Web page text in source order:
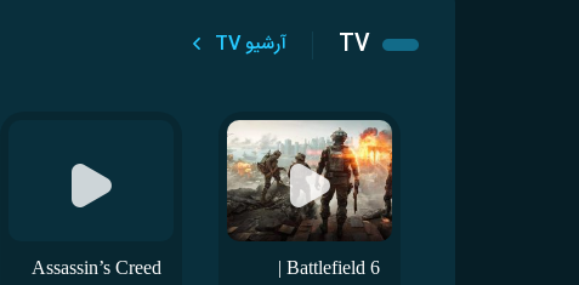
TV آرشیو TV
Battlefield 6 |
Assassin’s Creed